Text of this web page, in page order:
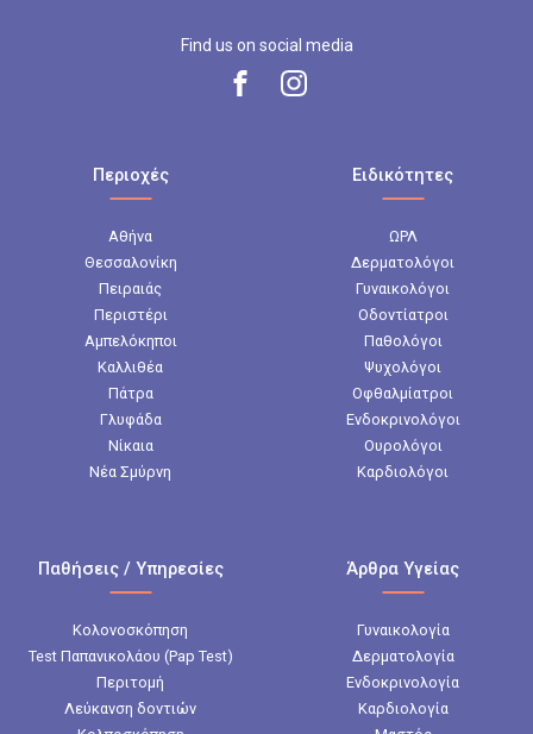
Find us on social media
Περιοχές
Αθήνα
Θεσσαλονίκη
Πειραιάς
Περιστέρι
Αμπελόκηποι
Καλλιθέα
Πάτρα
Γλυφάδα
Νίκαια
Νέα Σμύρνη
Ειδικότητες
ΩΡΛ
Δερματολόγοι
Γυναικολόγοι
Οδοντίατροι
Παθολόγοι
Ψυχολόγοι
Οφθαλμίατροι
Ενδοκρινολόγοι
Ουρολόγοι
Καρδιολόγοι
Παθήσεις / Υπηρεσίες
Κολονοσκόπηση
Test Παπανικολάου (Pap Test)
Περιτομή
Λεύκανση δοντιών
Άρθρα Υγείας
Γυναικολογία
Δερματολογία
Ενδοκρινολογία
Καρδιολογία